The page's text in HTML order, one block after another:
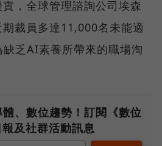
，全球管理諮詢公司埃森
裁員多達11,000名未能適
乏AI素養所帶來的職場淘
、數位趨勢！訂閱《數位
及社群活動訊息